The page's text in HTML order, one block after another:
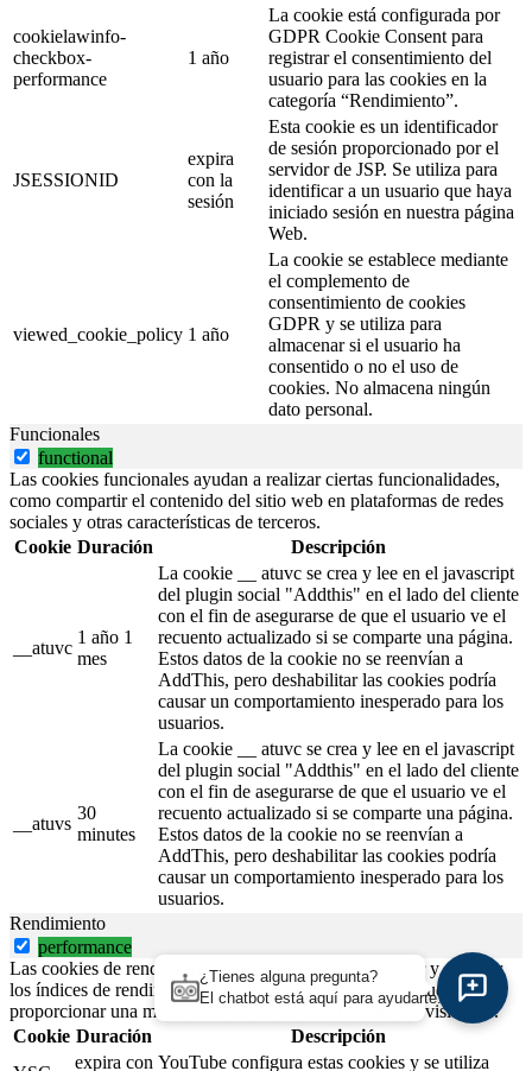
cookielawinfo-
checkbox-
performance
1 año
La cookie está configurada por
GDPR Cookie Consent para
registrar el consentimiento del
usuario para las cookies en la
categoría “Rendimiento”.
JSESSIONID
expira
con la
sesión
Esta cookie es un identificador
de sesión proporcionado por el
servidor de JSP. Se utiliza para
identificar a un usuario que haya
iniciado sesión en nuestra página
Web.
viewed_cookie_policy 1 año
La cookie se establece mediante
el complemento de
consentimiento de cookies
GDPR y se utiliza para
almacenar si el usuario ha
consentido o no el uso de
cookies. No almacena ningún
dato personal.
Funcionales
functional
Las cookies funcionales ayudan a realizar ciertas funcionalidades,
como compartir el contenido del sitio web en plataformas de redes
sociales y otras características de terceros.
Cookie Duración Descripción
__atuvc
1 año 1
mes
La cookie __ atuvc se crea y lee en el javascript
del plugin social "Addthis" en el lado del cliente
con el fin de asegurarse de que el usuario ve el
recuento actualizado si se comparte una página.
Estos datos de la cookie no se reenvían a
AddThis, pero deshabilitar las cookies podría
causar un comportamiento inesperado para los
usuarios.
__atuvs
30
minutes
La cookie __ atuvc se crea y lee en el javascript
del plugin social "Addthis" en el lado del cliente
con el fin de asegurarse de que el usuario ve el
recuento actualizado si se comparte una página.
Estos datos de la cookie no se reenvían a
AddThis, pero deshabilitar las cookies podría
causar un comportamiento inesperado para los
usuarios.
Rendimiento
performance
Las cookies de rendimiento se utilizan para comprender y analizar
los índices de rendimiento clave del sitio web, lo que ayuda a
proporcionar una mejor experiencia de usuario para los visitantes.
Cookie Duración
Descripción
expira con YouTube configura estas cookies y se utiliza
¿Tienes alguna pregunta?
El chatbot está aquí para ayudarte.